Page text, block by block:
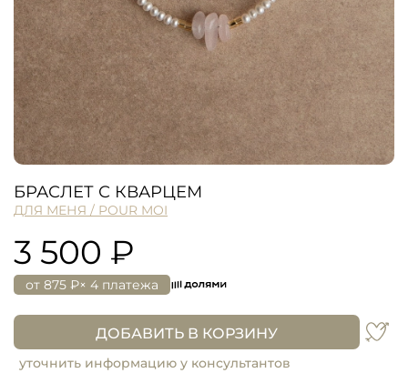
БРАСЛЕТ С КВАРЦЕМ
ДЛЯ МЕНЯ / POUR MOI
3 500 ₽
от 875 ₽× 4 платежа
ДОБАВИТЬ В КОРЗИНУ
уточнить информацию у консультантов